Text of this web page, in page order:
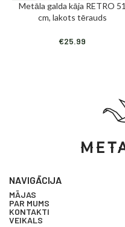
Metāla galda kāja RETRO 51
cm, lakots tērauds
€25.99
NAVIGĀCIJA
MĀJAS
PAR MUMS
KONTAKTI
VEIKALS